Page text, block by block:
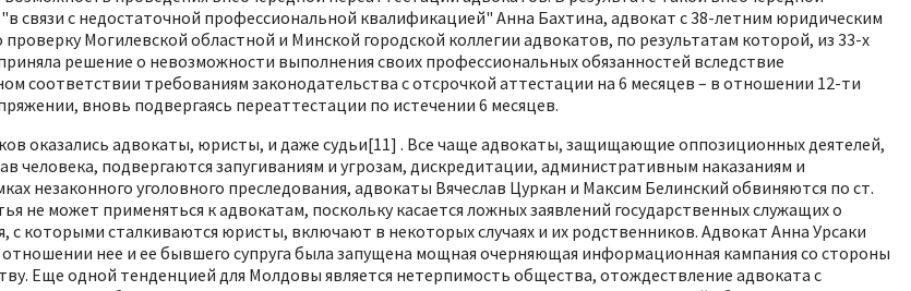
связи с недостаточной профессиональной квалификацией" Анна Бахтина, адвокат с 38-летним юридическим
Могилевской областной и Минской городской коллегии адвокатов, по результатам которой, из 33-х
решение о невозможности выполнения своих профессиональных обязанностей вследствие
соответствии требованиям законодательства с отсрочкой аттестации на 6 месяцев – в отношении 12-ти
вновь подвергаясь переаттестации по истечении 6 месяцев.
оказались адвокаты, юристы, и даже судьи[11] . Все чаще адвокаты, защищающие оппозиционных деятелей,
подвергаются запугиваниям и угрозам, дискредитации, административным наказаниям и
незаконного уголовного преследования, адвокаты Вячеслав Цуркан и Максим Белинский обвиняются по ст.
не может применяться к адвокатам, поскольку касается ложных заявлений государственных служащих о
с которыми сталкиваются юристы, включают в некоторых случаях и их родственников. Адвокат Анна Урсаки
нее и ее бывшего супруга была запущена мощная очерняющая информационная кампания со стороны
Еще одной тенденцией для Молдовы является нетерпимость общества, отождествление адвоката с